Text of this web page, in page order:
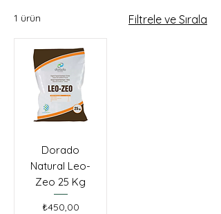
1 ürün Filtrele ve Sırala
Dorado
Natural Leo-
Zeo 25 Kg
Fiyat
₺450,00